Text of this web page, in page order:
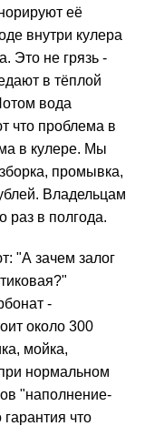
её
внутри кулера
Это не грязь -
в тёплой
вода
что проблема в
в кулере. Мы
промывка,
Владельцам
раз в полгода.
"А зачем залог
-
около 300
мойка,
нормальном
"наполнение-
что